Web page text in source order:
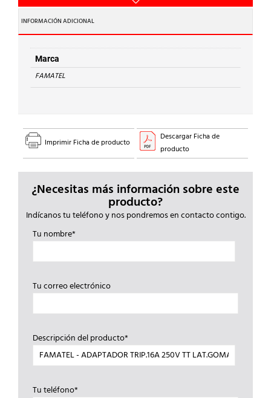
TRIP.16A
250V
TT
LAT.GOMA
cantidad
INFORMACIÓN ADICIONAL
Marca
FAMATEL
Imprimir Ficha de producto
Descargar Ficha de
producto
¿Necesitas más información sobre este
producto?
Indícanos tu teléfono y nos pondremos en contacto contigo.
Tu nombre*
Tu correo electrónico
Descripción del producto*
Tu teléfono*